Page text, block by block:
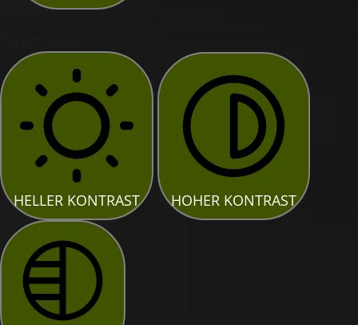
HELLER KONTRAST HOHER KONTRAST